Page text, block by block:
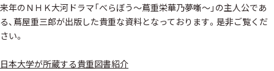
来年のＮＨＫ大河ドラマ「べらぼう〜蔦重栄華乃夢噺〜」の主人公であ
る、蔦屋重三郎が出版した貴重な資料となっております。是非ご覧くだ
さい。
日本大学が所蔵する貴重図書紹介